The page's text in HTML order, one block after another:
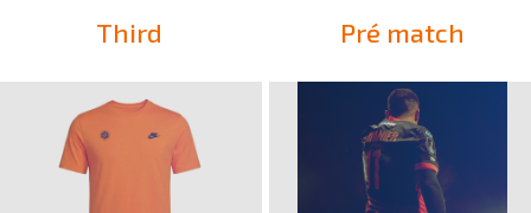
Third Pré match